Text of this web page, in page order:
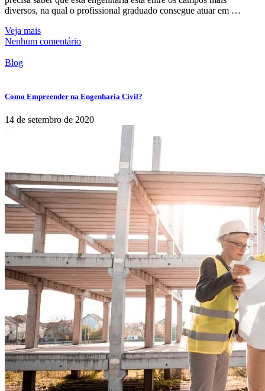
diversos, na qual o profissional graduado consegue atuar em …
Veja mais
Nenhum comentário
Blog
Como Empreender na Engenharia Civil?
14 de setembro de 2020